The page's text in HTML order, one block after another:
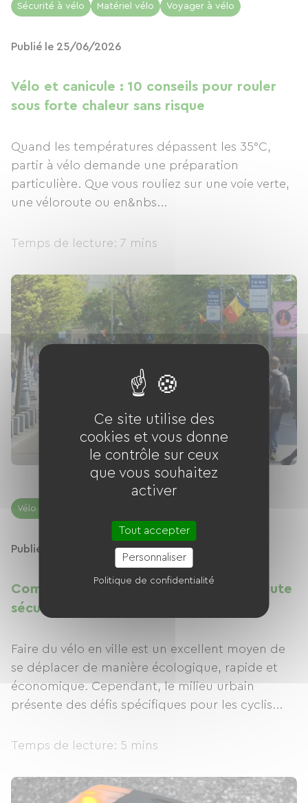
Sécurité à vélo Matériel vélo Voyager à vélo
Publié le 25/06/2026
Vélo et canicule : 10 conseils pour rouler
sous forte chaleur sans risque
Quand les températures dépassent les 35°C,
partir à vélo demande une préparation
particulière. Que vous rouliez sur une voie verte,
une véloroute ou en&nbs...
Temps de lecture: 7 mins
Vélo en ville
Publié le 24/09/2024
Comment faire du vélo en en ville en toute
sécurité : Guide complet
Faire du vélo en ville est un excellent moyen de
se déplacer de manière écologique, rapide et
économique. Cependant, le milieu urbain
présente des défis spécifiques pour les cyclis...
Temps de lecture: 5 mins
Ce site utilise des
cookies et vous donne
le contrôle sur ceux
que vous souhaitez
activer
Tout accepter
Personnaliser
Politique de confidentialité